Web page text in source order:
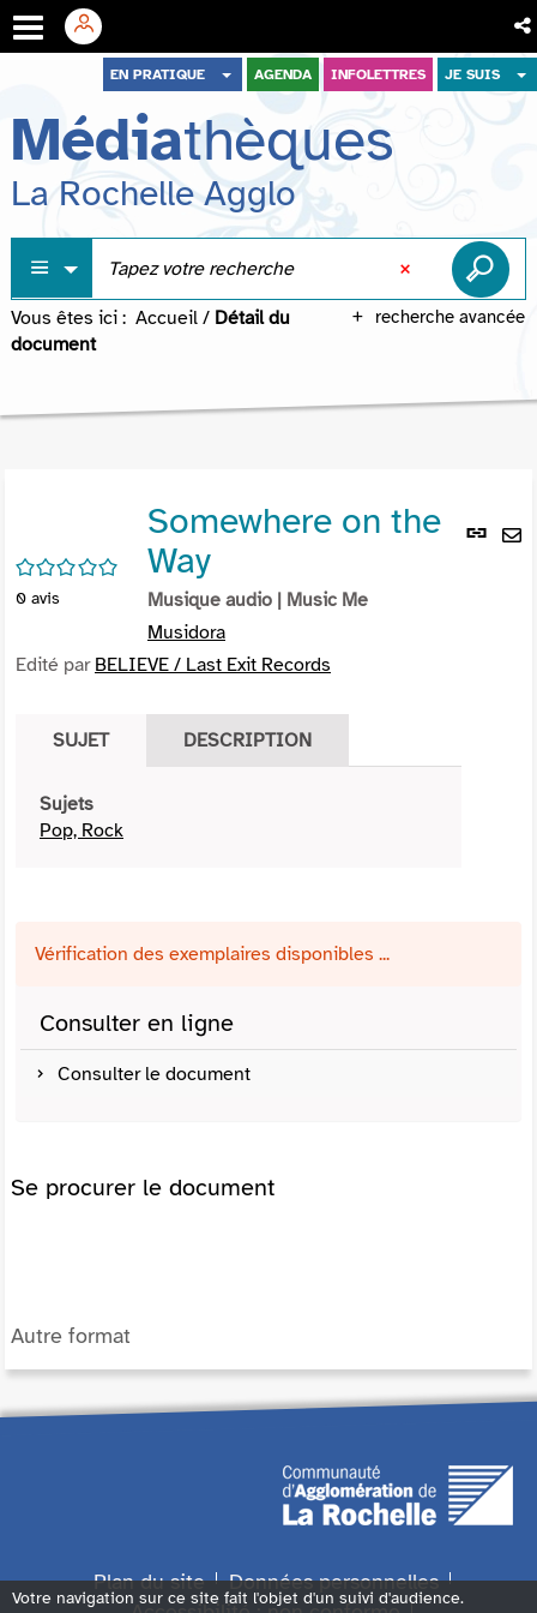
menu
contenu
recherche
EN PRATIQUE AGENDA INFOLETTRES JE SUIS
Médiathèques
La Rochelle Agglo
recherche avancée
Vous êtes ici : Accueil / Détail du
document
Lien
/5
0 avis
Somewhere on the
Way
Musique audio | Music Me
Musidora
Edité par BELIEVE / Last Exit Records
SUJET DESCRIPTION
Sujets
Pop, Rock
Vérification des exemplaires disponibles ...
Consulter en ligne
Consulter le document
Se procurer le document
Autre format
Plan du site
Données personnelles
Votre navigation sur ce site fait l'objet d'un suivi d'audience.